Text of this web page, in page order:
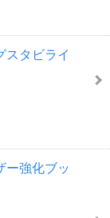
スタビライ
ー強化ブッ